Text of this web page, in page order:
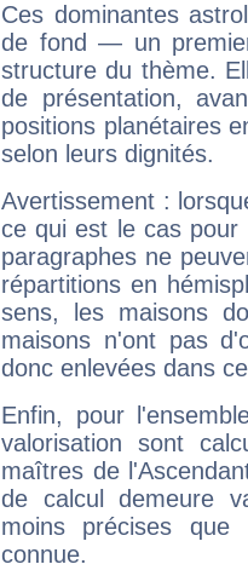
Ces dominantes
de fond — un
structure du thème.
de présentation,
positions planétaires
selon leurs dignités.
Avertissement :
ce qui est le cas pour
paragraphes ne
répartitions en
sens, les maisons
maisons n'ont pas
donc enlevées dans
Enfin, pour
valorisation sont
maîtres de
de calcul demeure
moins précises que
connue.